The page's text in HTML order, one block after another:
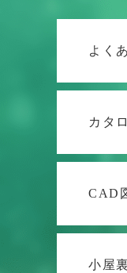
よく
カタ
CAD
小屋